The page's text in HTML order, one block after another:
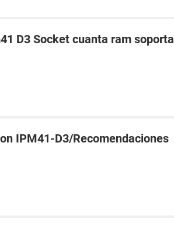
D3 Socket cuanta ram soporta
IPM41-D3/Recomendaciones